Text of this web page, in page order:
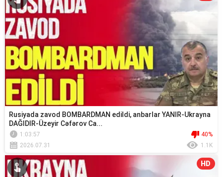
Rusiyada zavod BOMBARDMAN edildi, anbarlar YANIR-Ukrayna
DAĞIDIR-Üzeyir Cəfərov Ca...
1:03:57
40%
2026.07.31
1.1K
HD